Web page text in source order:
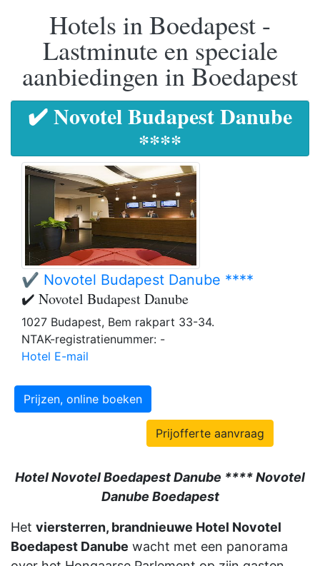
Hotels in Boedapest -
Lastminute en speciale
aanbiedingen in Boedapest
✔️ Novotel Budapest Danube
****
✔️ Novotel Budapest Danube ****
✔️ Novotel Budapest Danube
1027 Budapest, Bem rakpart 33-34.
NTAK-registratienummer: -
Hotel E-mail
Prijzen, online boeken
Prijofferte aanvraag
Hotel Novotel Boedapest Danube **** Novotel
Danube Boedapest
Het viersterren, brandnieuwe Hotel Novotel
Boedapest Danube wacht met een panorama